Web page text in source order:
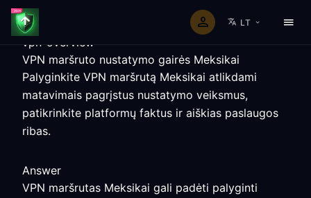
LT
vpn-overview
VPN maršruto nustatymo gairės Meksikai
Palyginkite VPN maršrutą Meksikai atlikdami
matavimais pagrįstus nustatymo veiksmus,
patikrinkite platformų faktus ir aiškias paslaugos
ribas.
Answer
VPN maršrutas Meksikai gali padėti palyginti